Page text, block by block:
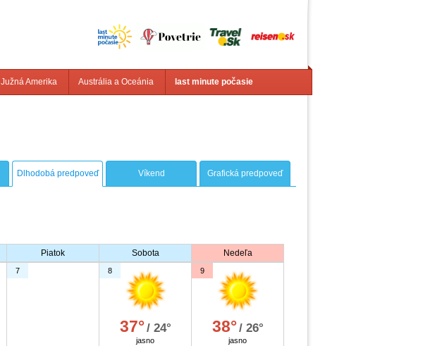
Južná Amerika Austrália a Oceánia last minute počasie
Dlhodobá predpoveď Víkend Grafická predpoveď
Piatok Sobota Nedeľa
7 8
37°/ 24°
jasno
9
38°/ 26°
jasno